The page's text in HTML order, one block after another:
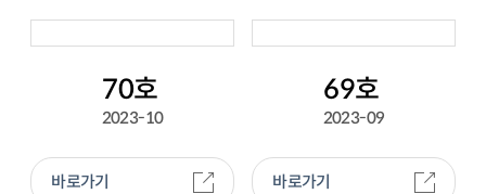
70호
2023-10
바로가기
69호
2023-09
바로가기